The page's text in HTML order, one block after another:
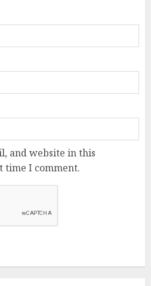
and website in this
time I comment.